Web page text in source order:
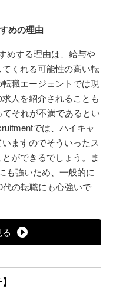
めの理由
めする理由は、給与や
くれる可能性の高い転
職エージェントでは現
人を紹介されることも
それが不満であるとい
では、ハイキャ
ますのでそういったス
ができるでしょう。ま
も強いため、一般的に
の転職にも心強いで